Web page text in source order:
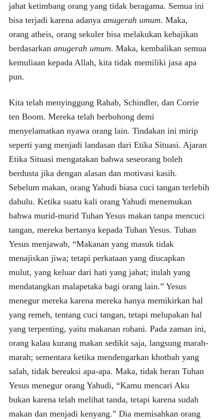
jahat ketimbang orang yang tidak beragama. Semua ini
bisa terjadi karena adanya anugerah umum. Maka,
orang atheis, orang sekuler bisa melakukan kebajikan
berdasarkan anugerah umum. Maka, kembalikan semua
kemuliaan kepada Allah, kita tidak memiliki jasa apa
pun.
Kita telah menyinggung Rahab, Schindler, dan Corrie
ten Boom. Mereka telah berbohong demi
menyelamatkan nyawa orang lain. Tindakan ini mirip
seperti yang menjadi landasan dari Etika Situasi. Ajaran
Etika Situasi mengatakan bahwa seseorang boleh
berdusta jika dengan alasan dan motivasi kasih.
Sebelum makan, orang Yahudi biasa cuci tangan terlebih
dahulu. Ketika suatu kali orang Yahudi menemukan
bahwa murid-murid Tuhan Yesus makan tanpa mencuci
tangan, mereka bertanya kepada Tuhan Yesus. Tuhan
Yesus menjawab, “Makanan yang masuk tidak
menajiskan jiwa; tetapi perkataan yang diucapkan
mulut, yang keluar dari hati yang jahat; itulah yang
mendatangkan malapetaka bagi orang lain.” Yesus
menegur mereka karena mereka hanya memikirkan hal
yang remeh, tentang cuci tangan, tetapi melupakan hal
yang terpenting, yaitu makanan rohani. Pada zaman ini,
orang kalau kurang makan sedikit saja, langsung marah-
marah; sementara ketika mendengarkan khotbah yang
salah, tidak bereaksi apa-apa. Maka, tidak heran Tuhan
Yesus menegur orang Yahudi, “Kamu mencari Aku
bukan karena telah melihat tanda, tetapi karena sudah
makan dan menjadi kenyang.” Dia memisahkan orang